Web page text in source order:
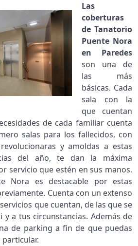
Las
coberturas
de Tanatorio
Puente Nora
en Paredes
son una de
las más
básicas. Cada
sala con la
que cuentan
de cada familiar cuenta
salas para los fallecidos, con
y amoldas a estas
del año, te dan la máxima
servicio que estén en sus manos.
Nora es destacable por estas
Cuenta con un extenso
que cuentan, de las que se
y a tus circunstancias. Además de
de parking a fin de que puedas